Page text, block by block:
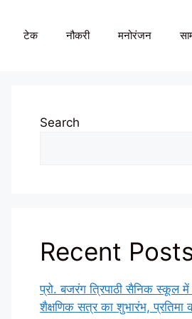
टेक नौकरी मनोरंजन
Search
Recent
प्रो. बजरंग त्रिपाठी सैनिक स्कूल
शैक्षणिक सत्र का शुभारंभ, प्रतिमा